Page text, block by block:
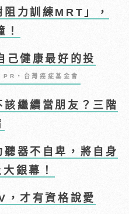
力訓練MRT」，
己健康最好的投
PR・台灣癌症基金會
該繼續當朋友？三階
聽器不自卑，將自身
銀幕！
，才有資格說愛